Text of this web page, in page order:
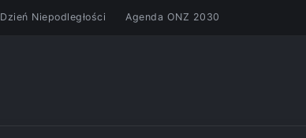
Dzień Niepodległości Agenda ONZ 2030